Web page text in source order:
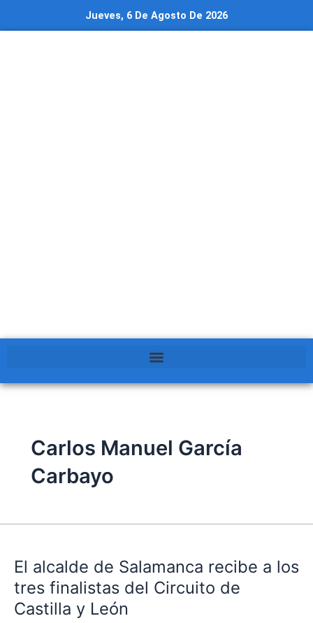
Jueves, 6 De Agosto De 2026
Carlos Manuel García
Carbayo
El alcalde de Salamanca recibe a los
tres finalistas del Circuito de
Castilla y León
de
Salamanca
recibe
a